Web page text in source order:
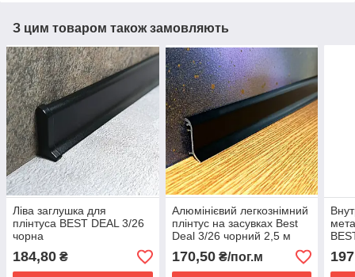
З цим товаром також замовляють
Ліва заглушка для
плінтуса BEST DEAL 3/26
чорна
184,80 ₴
Алюмінієвий легкознімний
плінтус на засувках Best
Deal 3/26 чорний 2,5 м
170,50₴/пог.м